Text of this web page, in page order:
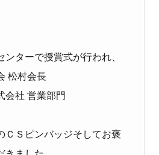
ンターで授賞式が行われ、
松村会長
会社 営業部門
ＣＳピンバッジそしてお褒